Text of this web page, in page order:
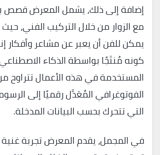
إضافة إلى ذلك، يشمل المعرض قصص
مع الزوار من خلال التركيب الفني،
يمكن للفن أن يعبر عن مشاعر وأفكار
كونه مُنتَجًا بواسطة الذكاء
المستخدمة في هذه الأعمال تتراوح
الفوتوغرافي المُعَدَّل رقميًا إلى
التي تتحرك بحسب البيانات المدخلة.
في المجمل، يقدم المعرض تجربة